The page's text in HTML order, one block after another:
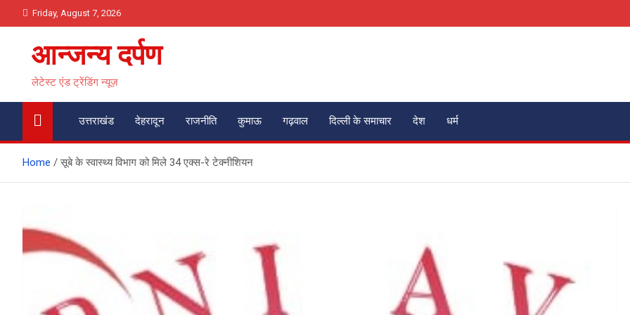
to
Friday, August 7, 2026
आन्जन्य दर्पण
लेटेस्ट एंड ट्रेंडिंग न्यूज़
उत्तराखंड देहरादून राजनीति कुमाऊ गढ़वाल दिल्ली के समाचार देश धर्म
Home सूबे के स्वास्थ्य विभाग को मिले 34 एक्स-रे टेक्नीशियन